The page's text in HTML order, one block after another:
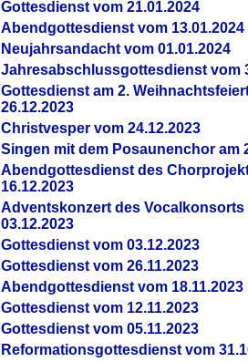
Gottesdienst vom 21.01.2024
Abendgottesdienst vom 13.01.2024
Neujahrsandacht vom 01.01.2024
Jahresabschlussgottesdienst vom
Gottesdienst am 2.
26.12.2023
Christvesper vom 24.12.2023
Singen mit dem Posaunenchor am
Abendgottesdienst des
16.12.2023
Adventskonzert des Vocalkonsorts
03.12.2023
Gottesdienst vom 03.12.2023
Gottesdienst vom 26.11.2023
Abendgottesdienst vom 18.11.2023
Gottesdienst vom 12.11.2023
Gottesdienst vom 05.11.2023
Reformationsgottesdienst vom